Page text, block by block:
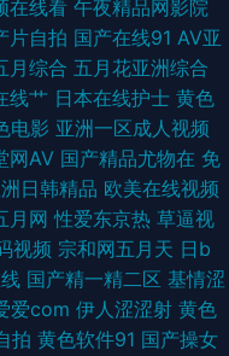
区在线观看 欧美日韩在线观
国产精品AV一区二区三区不卡
洲精品成 狠狠撸2016 亚洲影
在线亚洲理论 蜜桃视频污下
级片官网 97情趣 青青娱乐91
免费看 私人在线影院 国产精
在线看 午夜精品网影院
片自拍 国产在线91 AV亚
月综合 五月花亚洲综合
线艹 日本在线护士 黄色
电影 亚洲一区成人视频
网AV 国产精品尤物在 免
日韩精品 欧美在线视频
月网 性爱东京热 草逼视
视频 宗和网五月天 日b
国产精一精二区 基情涩
爱com 伊人涩涩射 黄色
拍 黄色软件91 国产操女